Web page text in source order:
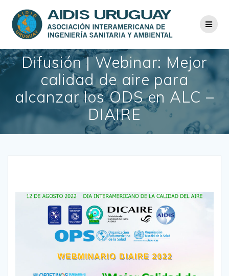
al
contenido
Difusión | Webinar: Mejor
calidad de aire para
alcanzar los ODS en ALC –
DIAIRE